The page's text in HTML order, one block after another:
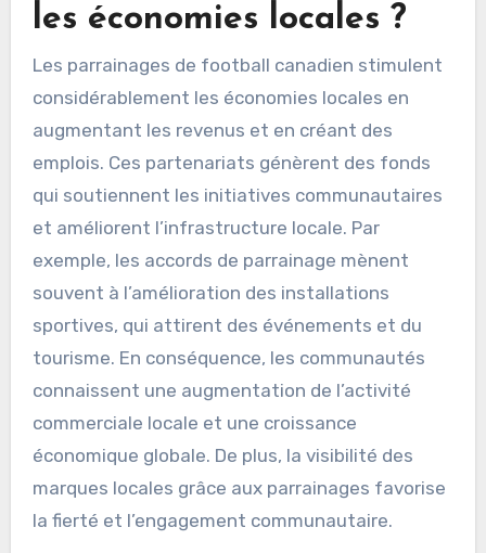
les économies locales ?
Les parrainages de football canadien stimulent
considérablement les économies locales en
augmentant les revenus et en créant des
emplois. Ces partenariats génèrent des fonds
qui soutiennent les initiatives communautaires
et améliorent l’infrastructure locale. Par
exemple, les accords de parrainage mènent
souvent à l’amélioration des installations
sportives, qui attirent des événements et du
tourisme. En conséquence, les communautés
connaissent une augmentation de l’activité
commerciale locale et une croissance
économique globale. De plus, la visibilité des
marques locales grâce aux parrainages favorise
la fierté et l’engagement communautaire.